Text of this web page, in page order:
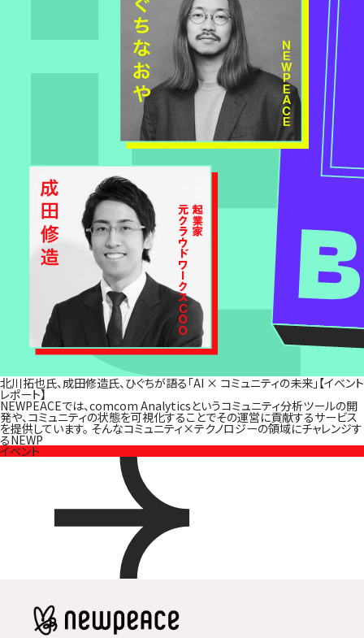
北川拓也氏、成田修造氏、ひぐちが語る「AI × コミュニティの未来」【イベント
レポート】
NEWPEACEでは、comcom Analyticsというコミュニティ分析ツールの開
発や、コミュニティの状態を可視化することでその運営に貢献するサービス
を提供しています。 そんなコミュニティ×テクノロジーの領域にチャレンジす
るNEWP
イベント